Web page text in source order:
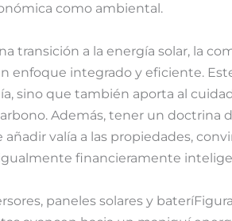
como ambiental.
transición a la energía solar, la
enfoque integrado y eficiente.
sino que también aporta al
Además, tener un doctrina
valía a las propiedades,
financieramente
paneles solares y